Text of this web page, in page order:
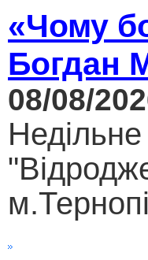
«Чому
Богдан
08/08/